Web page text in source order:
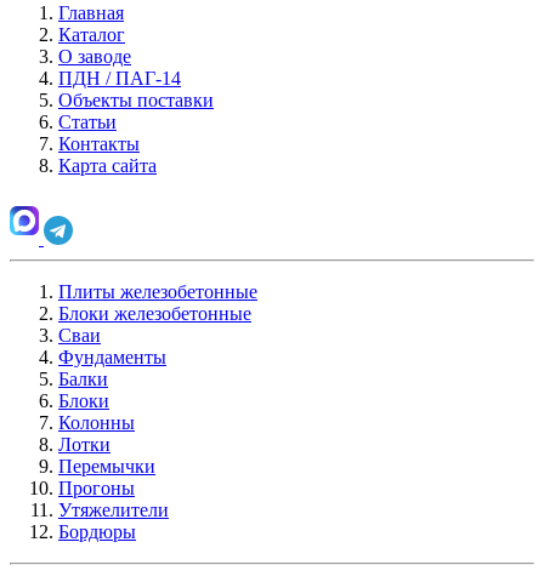
Главная
Каталог
О заводе
ПДН / ПАГ-14
Объекты поставки
Статьи
Контакты
Карта сайта
Плиты железобетонные
Блоки железобетонные
Сваи
Фундаменты
Балки
Блоки
Колонны
Лотки
Перемычки
Прогоны
Утяжелители
Бордюры